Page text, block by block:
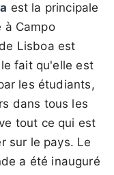
est la principale
à Campo
Lisboa est
fait qu'elle est
les étudiants,
dans tous les
tout ce qui est
sur le pays. Le
a été inauguré